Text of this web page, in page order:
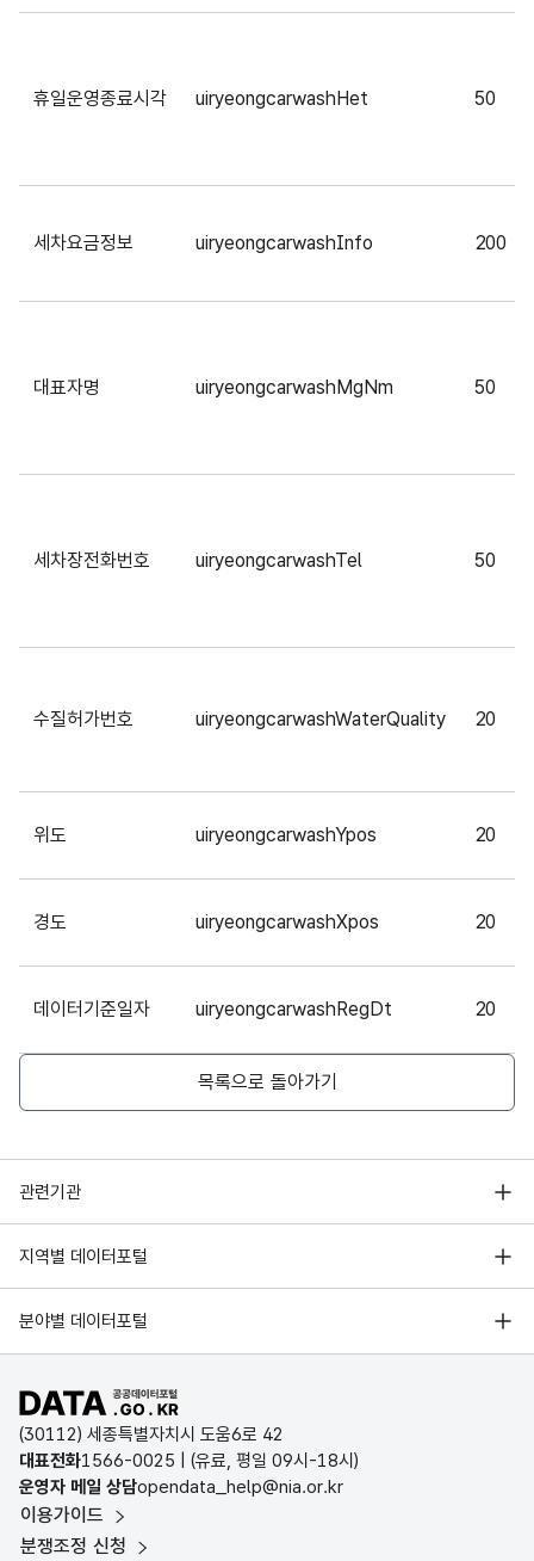
휴일운영종료시각 uiryeongcarwashHet 50
세차요금정보 uiryeongcarwashInfo 200
대표자명 uiryeongcarwashMgNm 50
세차장전화번호 uiryeongcarwashTel 50
수질허가번호 uiryeongcarwashWaterQuality 20
위도 uiryeongcarwashYpos 20
경도 uiryeongcarwashXpos 20
데이터기준일자 uiryeongcarwashRegDt 20
목록으로 돌아가기
관련기관
행정안전부
한국지능정보사회진흥원
국가정보자원관리원
지역별 데이터포털
서울 열린데이터광장
경기데이터드림
D-데이터허브
인천데이터포털
울산광역시 데이터포털
전남광주통합특별시 빅데이터 플랫폼
분야별 데이터포털
기상자료개방포털
국토교통부 공간정보오픈플랫폼
환경부 환경데이터포털
문화데이터광장
농림축산식품 공공데이터포털
보건의료빅데이터개방시스템
공공데이터포털 바로가기
(30112) 세종특별자치시 도움6로 42
대표전화1566-0025 | (유료, 평일 09시-18시)
운영자 메일 상담opendata_help@nia.or.kr
이용가이드
분쟁조정 신청